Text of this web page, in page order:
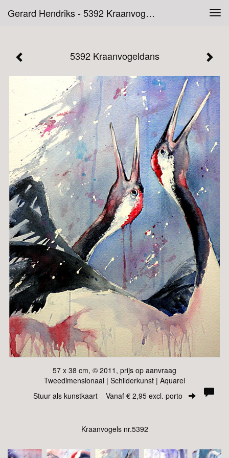
Gerard Hendriks - 5392 Kraanvogeldans
5392 Kraanvogeldans
57 x 38 cm, © 2011, prijs op aanvraag
Tweedimensionaal | Schilderkunst | Aquarel
Stuur als kunstkaart Vanaf € 2,95 excl. porto
Kraanvogels nr.5392